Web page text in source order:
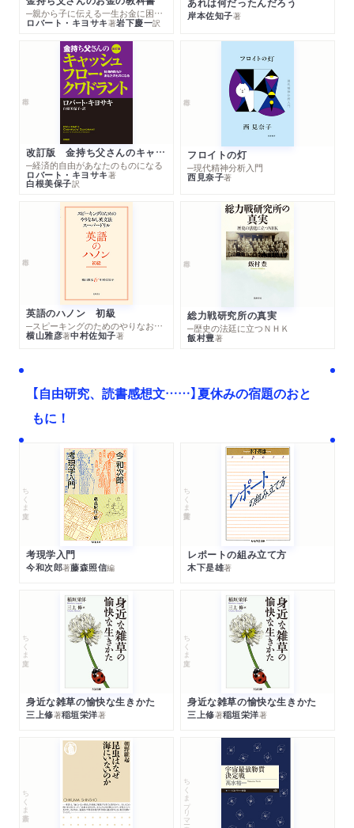
─親から子に伝える一生お金に困らない考え方
ロバート・キヨサキ著岩下慶一訳 岸本佐知子著
改訂版 金持ち父さんのキャッシュフロー・クワドラント
─経済的自由があなたのものになる
ロバート・キヨサキ著
白根美保子訳
フロイトの灯
─現代精神分析入門
西見奈子著
英語のハノン 初級
─スピーキングのためのやりなおし英文法スーパードリル
横山雅彦著中村佐知子著
総力戦研究所の真実
─歴史の法廷に立つＮＨＫ
飯村豊著
【自由研究、読書感想文……】夏休みの宿題のおと
もに！
ちくま文庫
考現学入門
今和次郎著藤森照信編
ちくま学芸文庫
レポートの組み立て方
木下是雄著
ちくま文庫
身近な雑草の愉快な生きかた
三上修著稲垣栄洋著
ちくま文庫
身近な雑草の愉快な生きかた
三上修著稲垣栄洋著
ちくま新書 ちくまプリマー新書